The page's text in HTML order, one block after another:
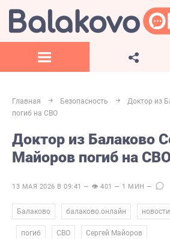
Главная Безопасность
Доктор из
погиб на СВО
Доктор из Балаково
Майоров погиб на
13 МАЯ 2026 В 09:41 — 👁 401 — 1 МИН —
Балаково балаково.онлайн новости
погиб СВО Сергей Майоров